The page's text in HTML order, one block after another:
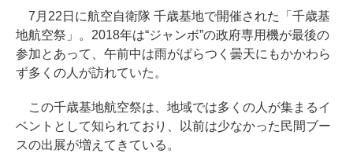
7月22日に航空自衛隊 千歳基地で開催された「千歳基
地航空祭」。2018年は“ジャンボ”の政府専用機が最後の
参加とあって、午前中は雨がぱらつく曇天にもかかわら
ず多くの人が訪れていた。
この千歳基地航空祭は、地域では多くの人が集まるイ
ベントとして知られており、以前は少なかった民間ブー
スの出展が増えてきている。